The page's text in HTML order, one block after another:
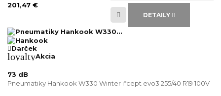
201,47 €
DETAILY
Darček
loyaltyAkcia
73 dB
Pneumatiky Hankook W330 Winter i*cept evo3 255/40 R19 100V